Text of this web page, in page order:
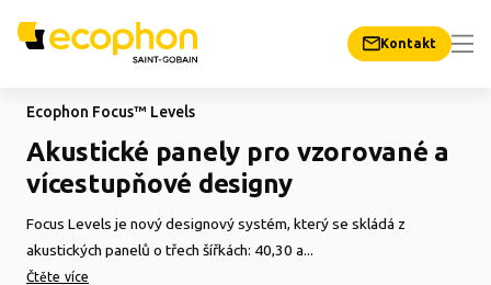
Kontakt
Ecophon Focus™ Levels
Akustické panely pro vzorované a
vícestupňové designy
Focus Levels je nový designový systém, který se skládá z
akustických panelů o třech šířkách: 40,30 a...
Čtěte více